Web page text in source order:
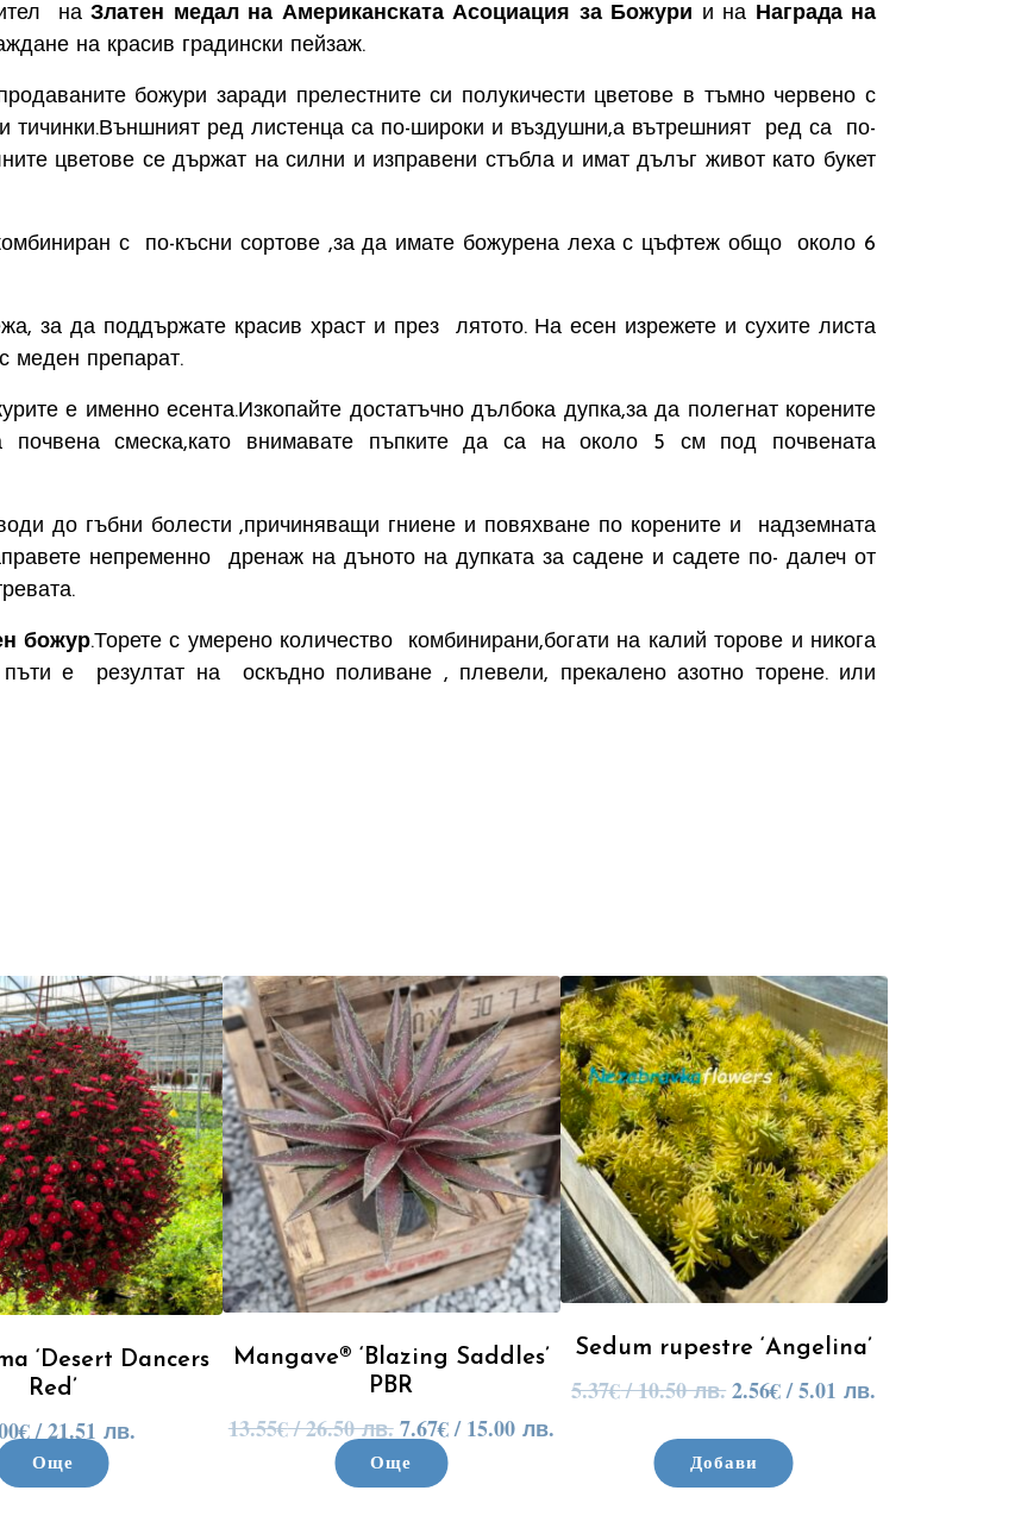
на Златен медал на Американската Асоциация за Божури и на Награда на
на красив градински пейзаж.
божури заради прелестните си полукичести цветове в тъмно червено с
тичинки.Външният ред листенца са по-широки и въздушни,а вътрешният ред са по-
цветове се държат на силни и изправени стъбла и имат дълъг живот като букет
с по-късни сортове ,за да имате божурена леха с цъфтеж общо около 6
за да поддържате красив храст и през лятото. На есен изрежете и сухите листа
меден препарат.
е именно есента.Изкопайте достатъчно дълбока дупка,за да полегнат корените
смеска,като внимавате пъпките да са на около 5 см под почвената
до гъбни болести ,причиняващи гниене и повяхване по корените и надземната
непременно дренаж на дъното на дупката за садене и садете по- далеч от
божур.Торете с умерено количество комбинирани,богати на калий торове и никога
пъти е резултат на оскъдно поливане , плевели, прекалено азотно торене. или
‘Desert Dancers
Red’
€/ 21.51 лв.
Още
Mangave® ‘Blazing Saddles’
PBR
13.55€/ 26.50 лв. 7.67€/ 15.00 лв.
Още
Sedum rupestre ‘Angelina’
5.37€/ 10.50 лв. 2.56€/ 5.01 лв.
Добави